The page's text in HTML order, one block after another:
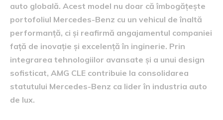
auto globală. Acest model nu doar că îmbogățește
portofoliul Mercedes-Benz cu un vehicul de înaltă
performanță, ci și reafirmă angajamentul companiei
față de inovație și excelență în inginerie. Prin
integrarea tehnologiilor avansate și a unui design
sofisticat, AMG CLE contribuie la consolidarea
statutului Mercedes-Benz ca lider în industria auto
de lux.